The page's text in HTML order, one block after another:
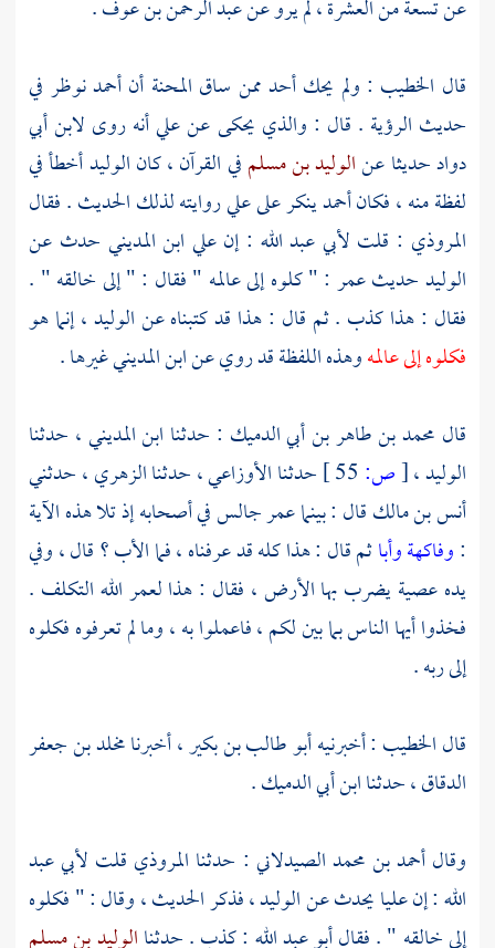
عن تسعة من العشرة ، لم يرو عنعبد الرحمن بن عوف.
قال الخطيب : ولم يحك أحد ممن ساق المحنة أنأحمدنوظر في
حديث الرؤية . قال : والذي يحكى عنعليأنه روى لابن أبي
دوادحديثا عنالوليد بن مسلمفي القرآن ، كانالوليدأخطأ في
لفظة منه ، فكانأحمدينكر علىعليروايته لذلك الحديث . فقال
المروذي : قلت لأبي عبد الله : إنعلي ابن المديني حدث عن
الوليدحديثعمر : " كلوه إلى عالمه " فقال : " إلى خالقه " .
فقال : هذا كذب . ثم قال : هذا قد كتبناه عنالوليد، إنما هو
فكلوه إلى عالمهوهذه اللفظة قد روي عنابن المدينيغيرها .
قال محمد بن طاهر بن أبي الدميك : حدثنا ابن المديني، حدثنا
الوليد،[ص: حدثناالأوزاعي، حدثناالزهري، حدثني
أنس بن مالكقال : بينما عمر جالس في أصحابه إذ تلا هذه الآية
:وفاكهة وأباثم قال : هذا كله قد عرفناه ، فما الأب ؟ قال ، وفي
يده عصية يضرب بها الأرض ، فقال : هذا لعمر الله التكلف .
فخذوا أيها الناس بما بين لكم ، فاعملوا به ، وما لم تعرفوه فكلوه
إلى ربه .
قالالخطيب : أخبرنيهأبو طالب بن بكير، أخبرنامخلد بن جعفر
الدقاق، حدثناابن أبي الدميك.
وقالأحمد بن محمد الصيدلاني : حدثنا المروذي قلت لأبي عبد
الله: إنعليايحدث عنالوليد، فذكر الحديث ، وقال : " فكلوه
إلى خالقه " . فقالأبو عبد الله : كذب . حدثناالوليد بن مسلم